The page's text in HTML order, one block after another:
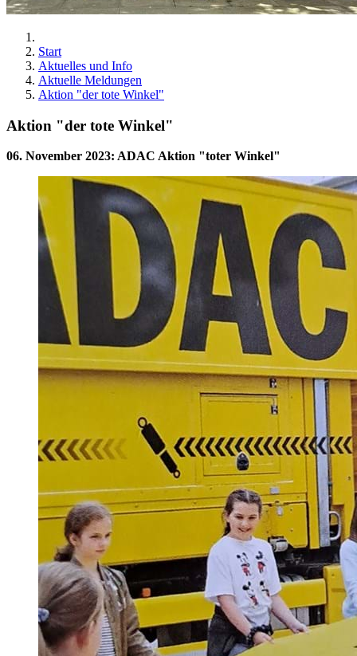
Start
Aktuelles und Info
Aktuelle Meldungen
Aktion "der tote Winkel"
Aktion "der tote Winkel"
06. November 2023: ADAC Aktion "toter Winkel"